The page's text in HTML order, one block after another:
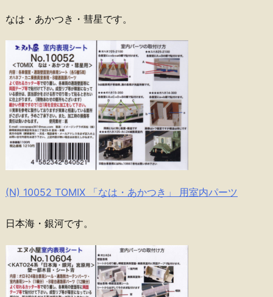
なは・あかつき・彗星です。
(N) 10052 TOMIX 「なは・あかつき」 用室内パーツ
日本海・銀河です。